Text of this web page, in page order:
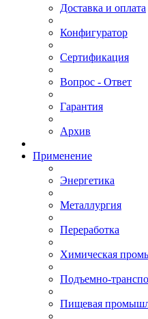
Доставка и оплата
Конфигуратор
Сертификация
Вопрос - Ответ
Гарантия
Архив
Применение
Энергетика
Металлургия
Переработка
Химическая
Подъемно-
Пищевая